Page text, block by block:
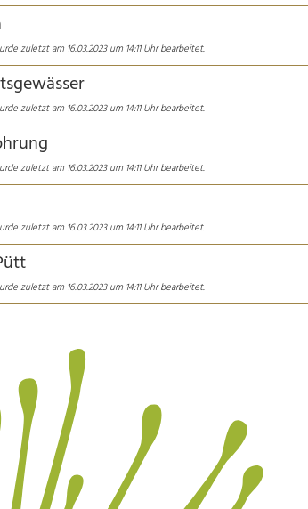
zuletzt am 16.03.2023 um 14:11 Uhr bearbeitet.
zuletzt am 16.03.2023 um 14:11 Uhr bearbeitet.
zuletzt am 16.03.2023 um 14:11 Uhr bearbeitet.
zuletzt am 16.03.2023 um 14:11 Uhr bearbeitet.
zuletzt am 16.03.2023 um 14:11 Uhr bearbeitet.